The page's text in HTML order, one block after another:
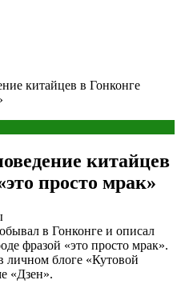
китайцев в Гонконге
китайцев
просто мрак»
в Гонконге и описал
фразой «это просто мрак».
личном блоге «Кутовой
«Дзен».